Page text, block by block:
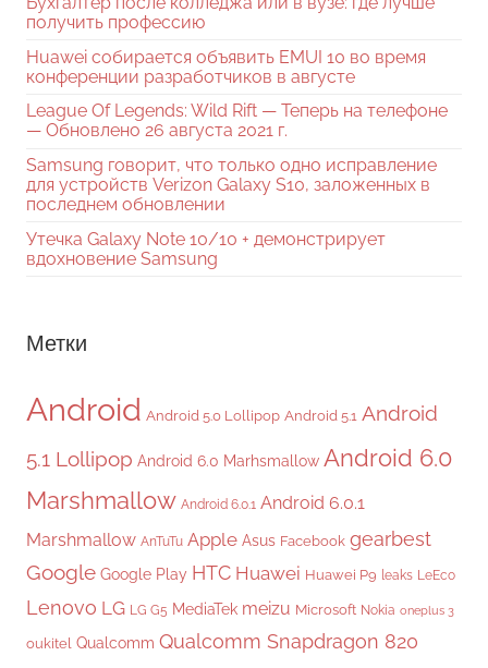
получить профессию
Huawei собирается объявить EMUI 10 во время
конференции разработчиков в августе
League Of Legends: Wild Rift — Теперь на телефоне
— Обновлено 26 августа 2021 г.
Samsung говорит, что только одно исправление
для устройств Verizon Galaxy S10, заложенных в
последнем обновлении
Утечка Galaxy Note 10/10 + демонстрирует
вдохновение Samsung
Метки
Android Android 5.0 Lollipop Android 5.1 Android
5.1 Lollipop Android 6.0 Marhsmallow Android 6.0
Marshmallow Android 6.0.1 Android 6.0.1
Marshmallow AnTuTu Apple Asus Facebook gearbest
Google Google Play HTC Huawei Huawei P9 leaks LeEco
Lenovo LG LG G5 MediaTek meizu Microsoft Nokia oneplus 3
oukitel Qualcomm Qualcomm Snapdragon 820